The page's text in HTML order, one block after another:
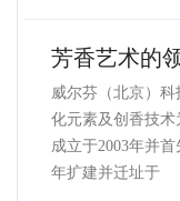
芳香艺术的
威尔芬（北京）
化元素及创香技术
成立于2003年并
年扩建并迁址于